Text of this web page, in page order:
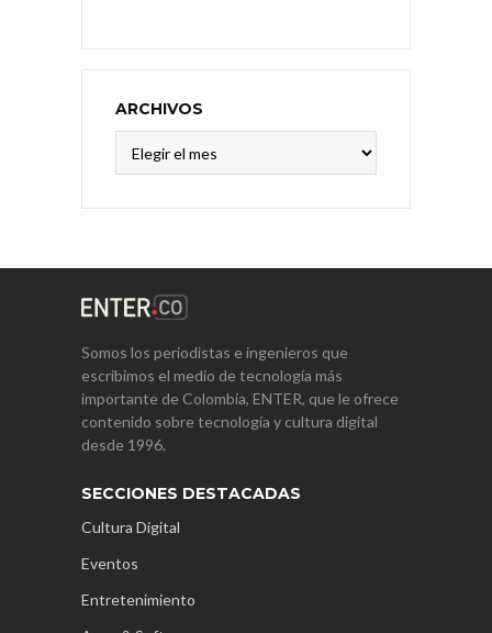
ARCHIVOS
Somos los periodistas e ingenieros que
escribimos el medio de tecnología más
importante de Colombia, ENTER, que le ofrece
contenido sobre tecnología y cultura digital
desde 1996.
SECCIONES DESTACADAS
Cultura Digital
Eventos
Entretenimiento